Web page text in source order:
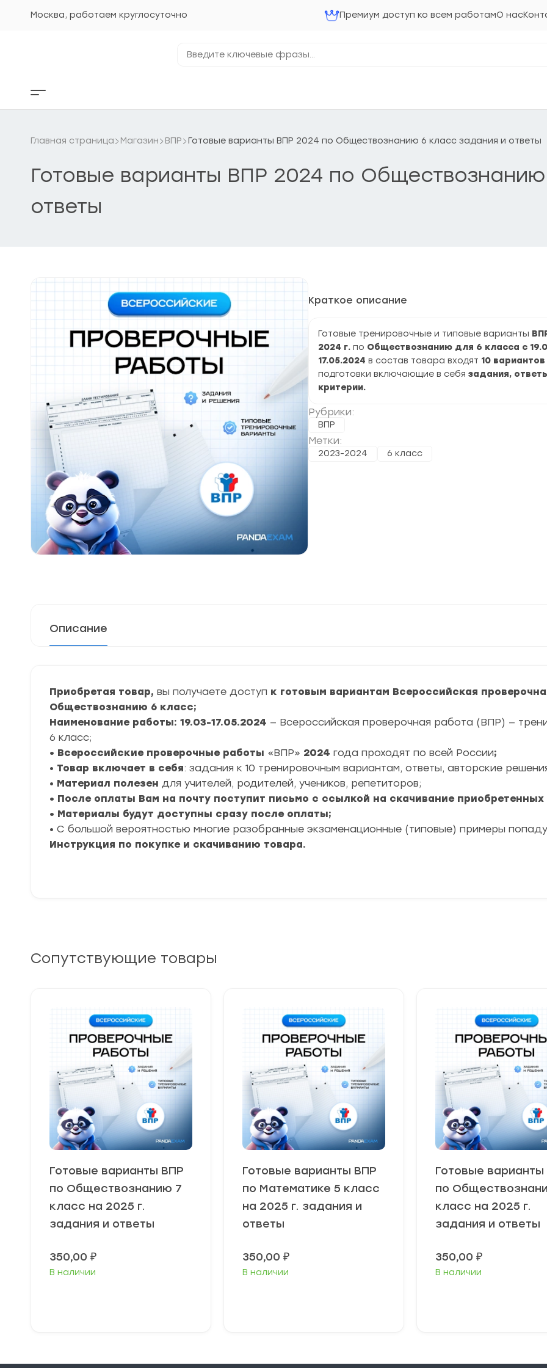
Москва, работаем круглосуточно Премиум доступ ко всем работамО нас
ключевые
Кнопка
бокового
Главная страница Магазин ВПР Готовые варианты ВПР 2024 по Обществознанию 6 класс задания и ответы
Готовые варианты ВПР 2024 по
ответы
Краткое описание
Готовые тренировочные и типовые варианты
2024 г. по Обществознанию для 6 класса с
17.05.2024 в состав товара входят 10 вариантов
подготовки включающие в себя задания,
критерии.
Рубрики:
ВПР
Метки:
2023-2024 6 класс
Описание
Приобретая товар, вы получаете доступ к готовым вариантам Всероссийская
Обществознанию 6 класс;
Наименование работы: 19.03-17.05.2024 — Всероссийская проверочная работа (ВПР) —
6 класс;
• Всероссийские проверочные работы «ВПР» 2024 года проходят по всей России;
• Товар включает в себя: задания к 10 тренировочным вариантам, ответы, авторские
• Материал полезен для учителей, родителей, учеников, репетиторов;
• После оплаты Вам на почту поступит письмо с ссылкой на скачивание приобретенных
• Материалы будут доступны сразу после оплаты;
• С большой вероятностью многие разобранные экзаменационные (типовые) примеры
Инструкция по покупке и скачиванию товара.
Сопутствующие товары
Готовые варианты ВПР
по Обществознанию 7
класс на 2025 г.
задания и ответы
350,00 ₽
В наличии
Готовые варианты ВПР
по Математике 5 класс
на 2025 г. задания и
ответы
350,00 ₽
В наличии
Готовые
по
класс на 2025 г.
задания и ответы
350,00 ₽
В наличии